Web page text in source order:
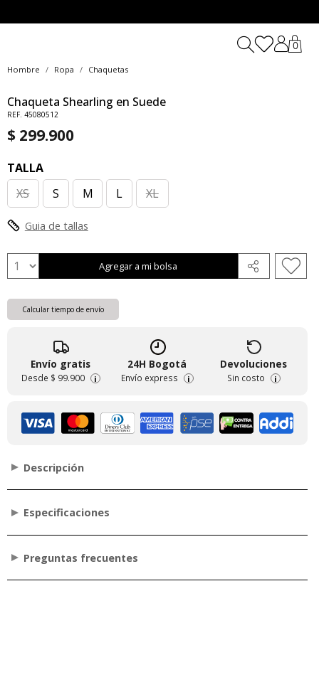
0
Hombre Ropa Chaquetas
Chaqueta Shearling en Suede
REF. 45080512
$ 299.900
TALLA
XS
S M L XL
Guia de tallas
Agregar a mi bolsa
Calcular tiempo de envío
Envío gratis
Desde $ 99.900 i
24H Bogotá
Envío express i
Devoluciones
Sin costo i
Descripción
Especificaciones
Preguntas frecuentes